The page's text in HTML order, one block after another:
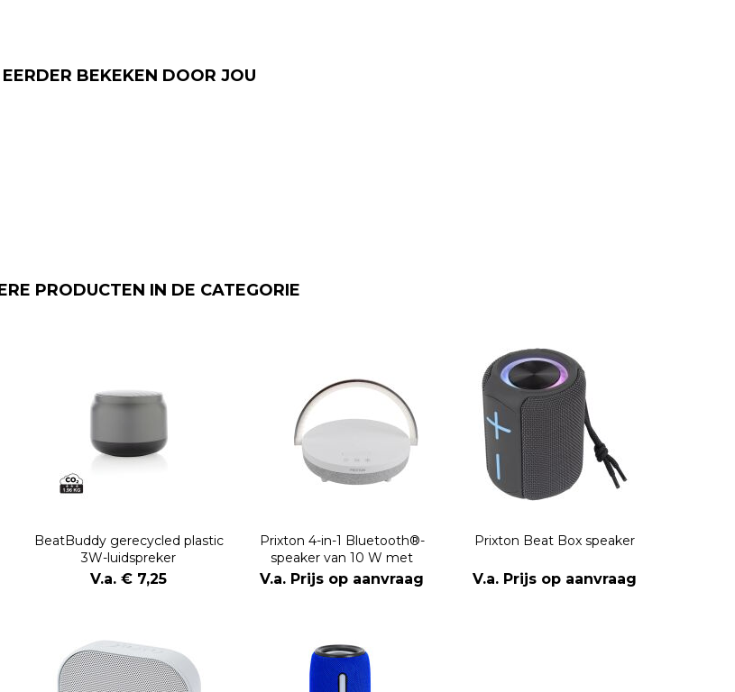
EERDER BEKEKEN DOOR JOU
PRODUCTEN IN DE CATEGORIE
BeatBuddy gerecycled plastic
3W-luidspreker
V.a. € 7,25
Prixton 4-in-1 Bluetooth®-
speaker van 10 W met
ledverlichting en draadloos
oplaadstation
V.a. Prijs op aanvraag
Prixton Beat Box speaker
V.a. Prijs op aanvraag